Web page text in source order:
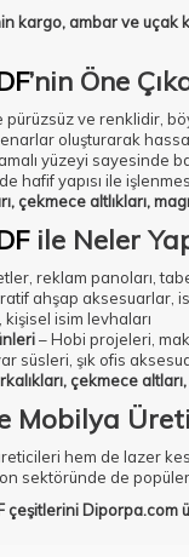
kargo, ambar ve uçak
’nin Öne
ve renklidir,
oluşturarak
yüzeyi sayesinde
hafif yapısı ile
çekmece altlıkları,
ile Neler
reklam panoları,
ahşap aksesuarlar,
isim levhaları
– Hobi projeleri,
süsleri, şık ofis
çekmece
Mobilya
hem de lazer
sektöründe de
çeşitlerini Diporpa.com